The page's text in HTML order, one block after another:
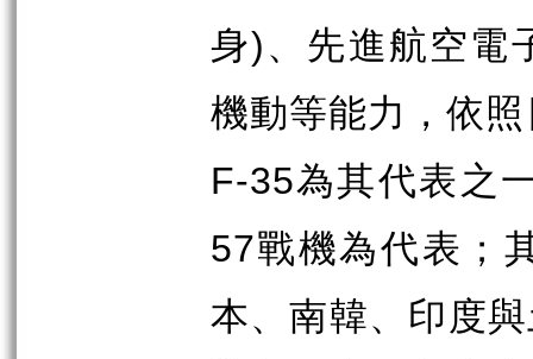
身) 、先進航空電
機動等能力，依
F-35為其代表之
57戰機為代表；
本、南韓、印度